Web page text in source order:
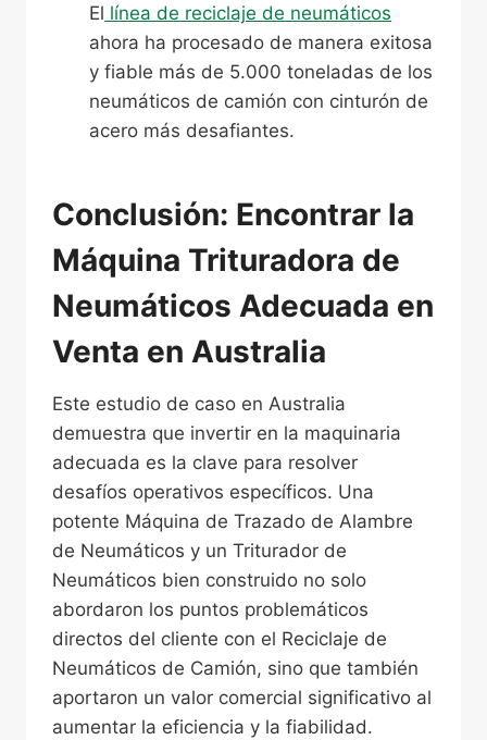
El línea de reciclaje de neumáticos
ahora ha procesado de manera exitosa
y fiable más de 5.000 toneladas de los
neumáticos de camión con cinturón de
acero más desafiantes.
Conclusión: Encontrar la
Máquina Trituradora de
Neumáticos Adecuada en
Venta en Australia
Este estudio de caso en Australia
demuestra que invertir en la maquinaria
adecuada es la clave para resolver
desafíos operativos específicos. Una
potente Máquina de Trazado de Alambre
de Neumáticos y un Triturador de
Neumáticos bien construido no solo
abordaron los puntos problemáticos
directos del cliente con el Reciclaje de
Neumáticos de Camión, sino que también
aportaron un valor comercial significativo al
aumentar la eficiencia y la fiabilidad.